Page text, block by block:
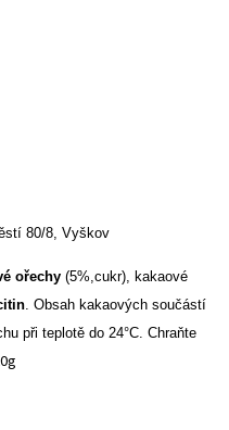
80/8, Vyškov
ořechy (5%,cukr), kakaové
. Obsah kakaových součástí
při teplotě do 24°C. Chraňte